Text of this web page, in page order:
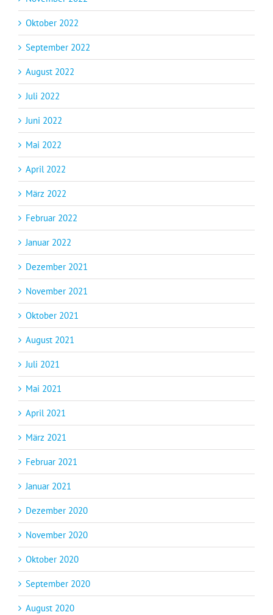
Oktober 2022
September 2022
August 2022
Juli 2022
Juni 2022
Mai 2022
April 2022
März 2022
Februar 2022
Januar 2022
Dezember 2021
November 2021
Oktober 2021
August 2021
Juli 2021
Mai 2021
April 2021
März 2021
Februar 2021
Januar 2021
Dezember 2020
November 2020
Oktober 2020
September 2020
August 2020